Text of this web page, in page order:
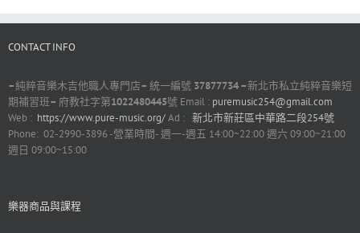
CONTACT INFO
–純粹音樂木吉他職人專門店– 統一編號 37877734 –新北市私立純粹音樂短
期補習班– 府教社字第1022480445號 Email : puremusic254@gmail.com
Web : https://www.pure-music.org/Ad : 新北市新莊區中華路二段254號
Phone: 02-2990-3896 -營業時間- 週一-週五 14:00~22:00 週六 09:00~21:00
週日 09:00~15:00
樂器商品與課程